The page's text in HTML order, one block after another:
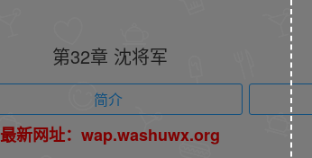
第32章 沈将军
简介
最新网址：wap.washuwx.org